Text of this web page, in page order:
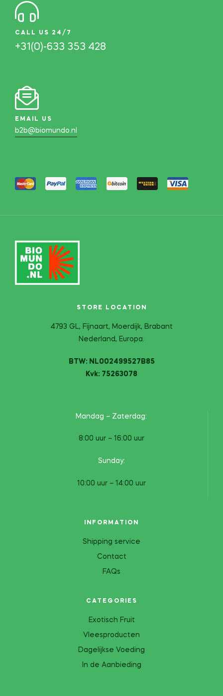
CALL US 24/7
+31(0)-633 353 428
EMAIL US
b2b@biomundo.nl
STORE LOCATION
4793 GL, Fijnaart, Moerdijk, Brabant
Nederland, Europa.
BTW: NL002499527B85
Kvk: 75263078
Mandag – Zaterdag:
8:00 uur – 16:00 uur
Sunday:
10:00 uur – 14:00 uur
INFORMATION
Shipping service
Contact
FAQs
CATEGORIES
Exotisch Fruit
Vleesproducten
Dagelijkse Voeding
In de Aanbieding